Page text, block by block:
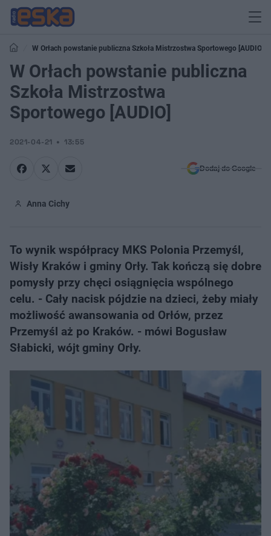
W Orłach powstanie publiczna Szkoła Mistrzostwa Sportowego [AUDIO]
W Orłach powstanie publiczna
Szkoła Mistrzostwa
Sportowego [AUDIO]
2021-04-21 13:55
Dodaj do Google
Anna Cichy
To wynik współpracy MKS Polonia Przemyśl,
Wisły Kraków i gminy Orły. Tak kończą się dobre
pomysły przy chęci osiągnięcia wspólnego
celu. - Cały nacisk pójdzie na dzieci, żeby miały
możliwość awansowania od Orłów, przez
Przemyśl aż po Kraków. - mówi Bogusław
Słabicki, wójt gminy Orły.